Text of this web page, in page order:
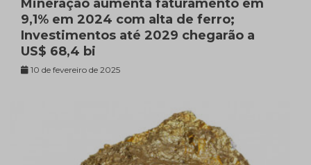
Mineração aumenta faturamento em
9,1% em 2024 com alta de ferro;
Investimentos até 2029 chegarão a
US$ 68,4 bi
10 de fevereiro de 2025